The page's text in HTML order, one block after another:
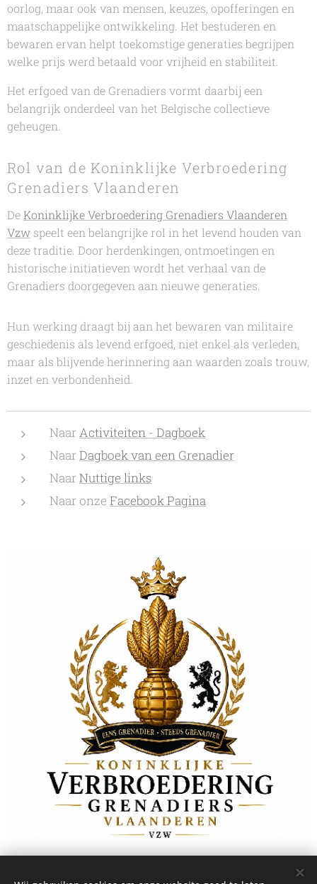
oorlog, maar ook van mensen, keuzes, opofferingen en
maatschappelijke ontwikkeling. Het bestuderen en
bewaren ervan helpt toekomstige generaties begrijpen
welke prijs werd betaald voor vrijheid en stabiliteit.
Het erfgoed van de Grenadiers vormt daarbij een
belangrijk onderdeel van het Belgische collectieve
geheugen.
Rol van de Koninklijke Verbroedering
Grenadiers Vlaanderen
De Koninklijke Verbroedering Grenadiers Vlaanderen
Vzw speelt een belangrijke rol in het levend houden van
deze traditie. Door herdenkingen, ontmoetingen en
historische initiatieven wordt het verhaal van de
Grenadiers doorgegeven aan nieuwe generaties.
Hun werking draagt bij aan het bewaren van militaire
geschiedenis als levend erfgoed, niet enkel als verleden,
maar als blijvende herinnering aan waarden zoals trouw,
inzet en verbondenheid.
NaarActiviteiten - Dagboek
NaarDagboek van een Grenadier
NaarNuttige links
Naar onze Facebook Pagina